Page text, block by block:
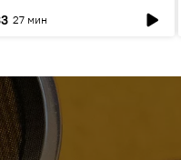
27 мин